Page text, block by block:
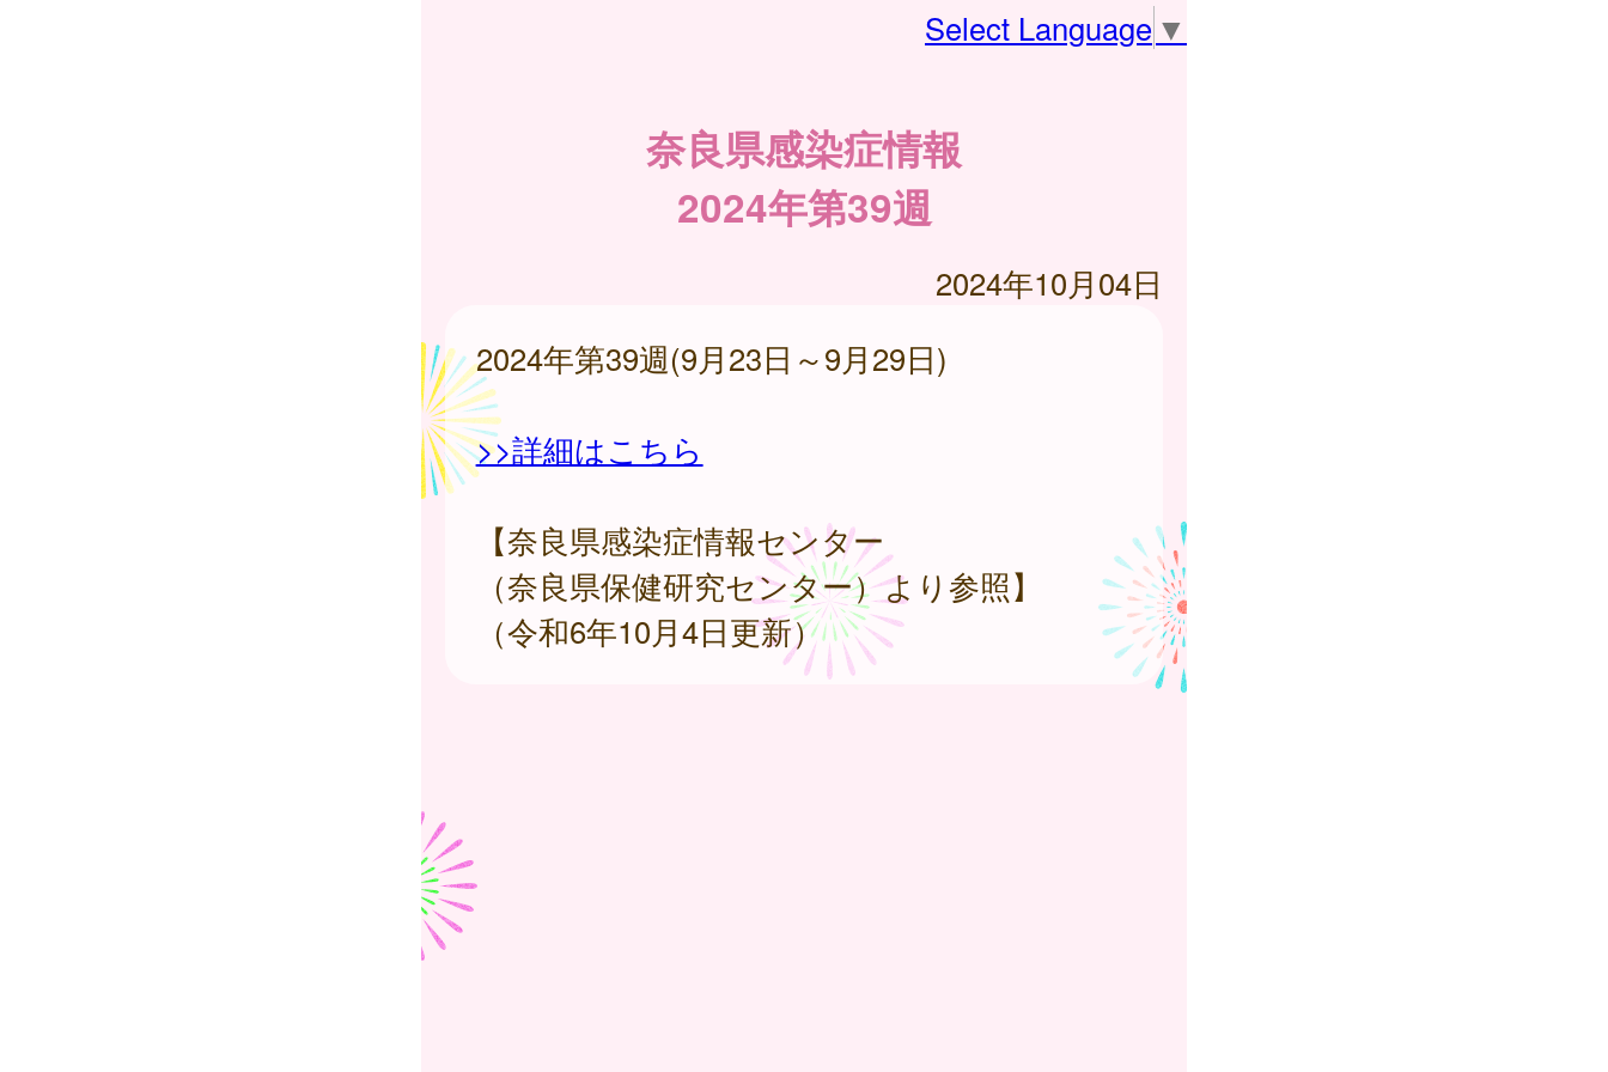
Select Language ▼
奈良県感染症情報
2024年第39週
2024年10月04日
2024年第39週(9月23日～9月29日)
>>詳細はこちら
【奈良県感染症情報センター
（奈良県保健研究センター）より参照】
（令和6年10月4日更新）